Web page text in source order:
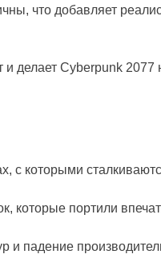
что добавляет
и делает Cyberpunk
с которыми
которые портили
и падение